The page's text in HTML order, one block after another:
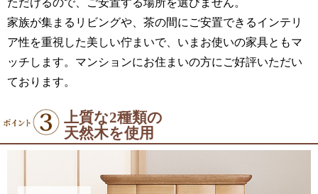
ただけるので、ご安置する場所を選びません。
家族が集まるリビングや、茶の間にご安置できるインテリ
ア性を重視した美しい佇まいで、いまお使いの家具ともマ
ッチします。マンションにお住まいの方にご好評いただい
ております。
上質な2種類の
天然木を使用